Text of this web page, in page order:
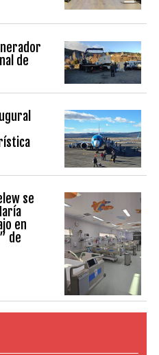
de
se
en
de